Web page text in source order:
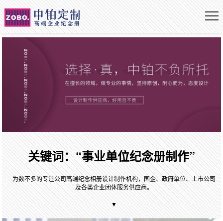
关键词：“事业单位纪念册制作”
为数不多的专注公司高端纪念相册设计制作机构，国企、政府单位、上市公司
及各类企业团体服务供应商。
▼